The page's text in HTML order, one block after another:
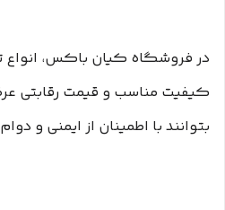
در فروشگاه کیان باکس، انواع
کیفیت مناسب و قیمت رقابتی
بتوانند با اطمینان از ایمنی و